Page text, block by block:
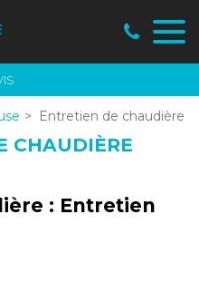
Entretien de chaudière
CHAUDIÈRE
: Entretien